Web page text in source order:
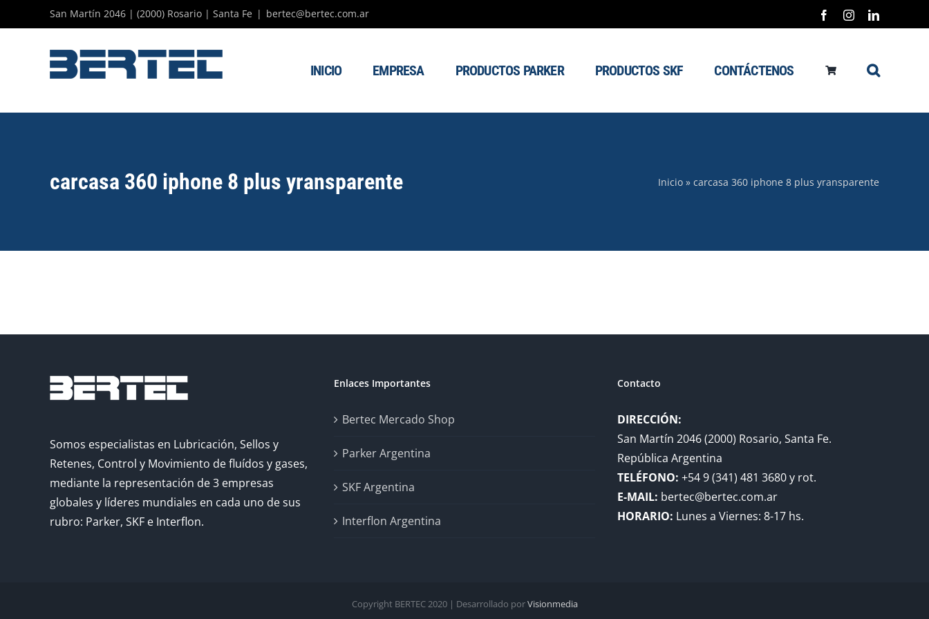
to
San Martín 2046 | (2000) Rosario | Santa Fe | bertec@bertec.com.ar FacebookInstagramLinkedIn
INICIO EMPRESA PRODUCTOS PARKER PRODUCTOS SKF CONTÁCTENOS
carcasa 360 iphone 8 plus yransparente Inicio » carcasa 360 iphone 8 plus yransparente
Somos especialistas en Lubricación, Sellos y
Retenes, Control y Movimiento de fluídos y gases,
mediante la representación de 3 empresas
globales y líderes mundiales en cada uno de sus
rubro: Parker, SKF e Interflon.
Enlaces Importantes
Bertec Mercado Shop
Parker Argentina
SKF Argentina
Interflon Argentina
Contacto
DIRECCIÓN:
San Martín 2046 (2000) Rosario, Santa Fe.
República Argentina
TELÉFONO: +54 9 (341) 481 3680 y rot.
E-MAIL: bertec@bertec.com.ar
HORARIO: Lunes a Viernes: 8-17 hs.
Copyright BERTEC 2020 | Desarrollado porVisionmedia